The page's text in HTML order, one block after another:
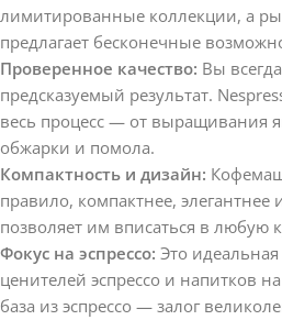
лимитированные коллекции, а
предлагает бесконечные
Проверенное качество: Вы
предсказуемый результат.
весь процесс — от выращивания
обжарки и помола.
Компактность и дизайн:
правило, компактнее, элегантнее
позволяет им вписаться в любую
Фокус на эспрессо: Это
ценителей эспрессо и напитков
база из эспрессо — залог